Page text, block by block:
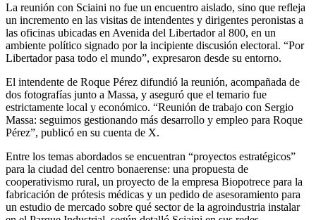
La reunión con Sciaini no fue un encuentro aislado, sino que refleja
un incremento en las visitas de intendentes y dirigentes peronistas a
las oficinas ubicadas en Avenida del Libertador al 800, en un
ambiente político signado por la incipiente discusión electoral. “Por
Libertador pasa todo el mundo”, expresaron desde su entorno.
El intendente de Roque Pérez difundió la reunión, acompañada de
dos fotografías junto a Massa, y aseguró que el temario fue
estrictamente local y económico. “Reunión de trabajo con Sergio
Massa: seguimos gestionando más desarrollo y empleo para Roque
Pérez”, publicó en su cuenta de X.
Entre los temas abordados se encuentran “proyectos estratégicos”
para la ciudad del centro bonaerense: una propuesta de
cooperativismo rural, un proyecto de la empresa Biopotrece para la
fabricación de prótesis médicas y un pedido de asesoramiento para
un estudio de mercado sobre qué sector de la agroindustria instalar